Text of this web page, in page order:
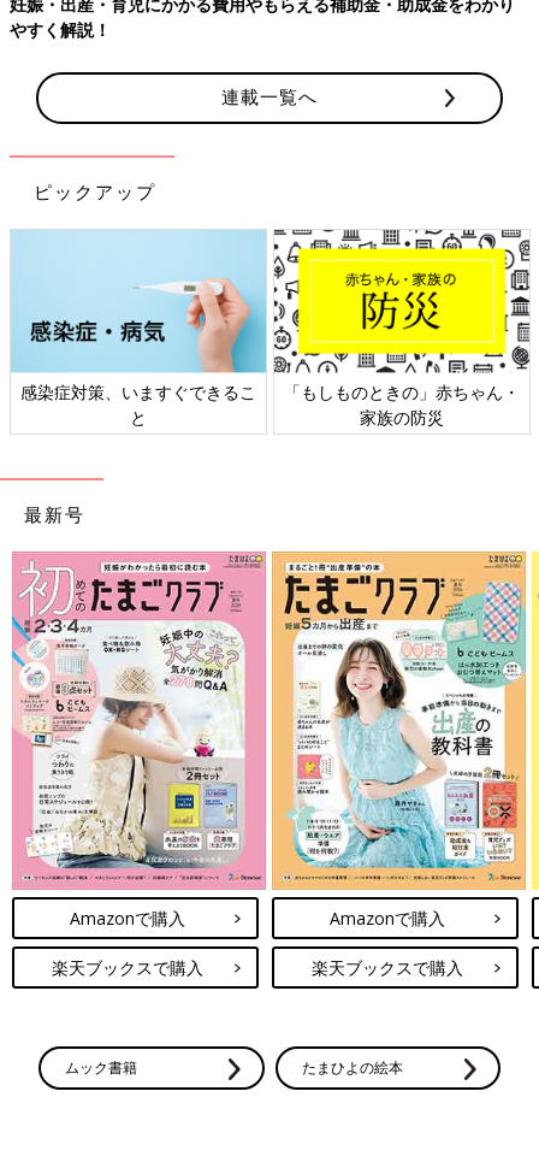
連載一覧へ
ピックアップ
・
日本外来小児科学会リーフレッ
ト検討会
六星占術 細木かおりさんの
相談
最新号
Amazonで購入
楽天ブックスで購入
Amazonで購入
楽天ブックスで購入
ムック書籍 たまひよの絵本